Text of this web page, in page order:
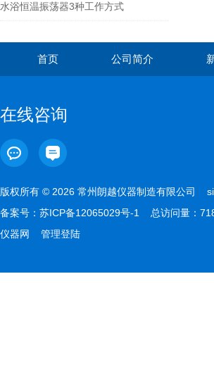
水浴恒温振荡器3种工作方式
首页 公司简介
在线咨询
版权所有 © 2026 常州朗越仪器制造有限公司
备案号： 苏ICP备12065029号-1 总访问量：
仪器网
管理登陆